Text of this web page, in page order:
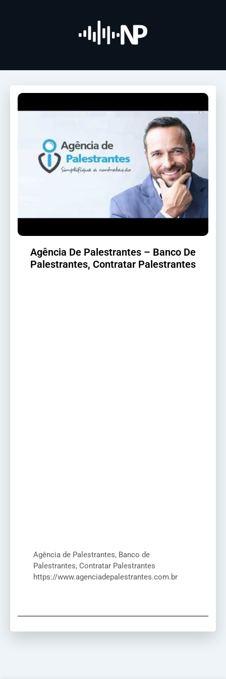
Agência De Palestrantes – Banco De
Palestrantes, Contratar Palestrantes
Agência de Palestrantes, Banco de
Palestrantes, Contratar Palestrantes
https://www.agenciadepalestrantes.com.br